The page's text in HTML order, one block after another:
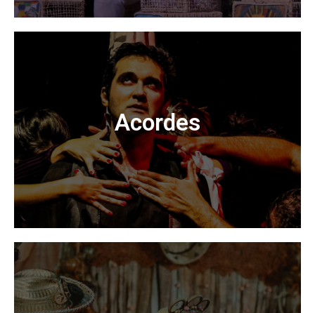
Na noite em que a realidade parece estar diferente, o
velho Silva passeia por sua história relembrando as
belezas de sua infância simples na roça e seu
encontro com a arte de pintar...
Acessar
Acordes
Em 31 de março de 1964, tropas paulistas e mineiras
marcham pela Guanabara. É o começo da
“revolução”? É a Ditadura Militar! Os acordes